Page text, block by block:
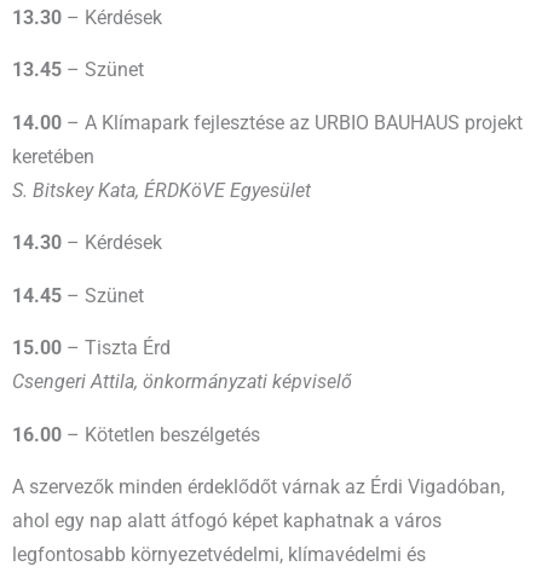
13.30 – Kérdések
13.45 – Szünet
14.00 – A Klímapark fejlesztése az URBIO BAUHAUS projekt
keretében
S. Bitskey Kata, ÉRDKöVE Egyesület
14.30 – Kérdések
14.45 – Szünet
15.00 – Tiszta Érd
Csengeri Attila, önkormányzati képviselő
16.00 – Kötetlen beszélgetés
A szervezők minden érdeklődőt várnak az Érdi Vigadóban,
ahol egy nap alatt átfogó képet kaphatnak a város
legfontosabb környezetvédelmi, klímavédelmi és